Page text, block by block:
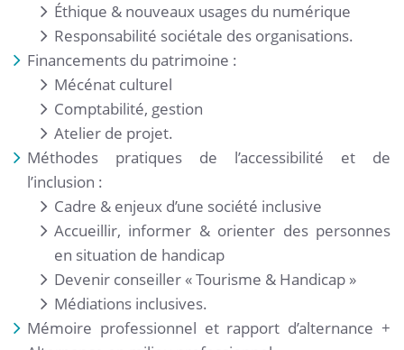
Éthique & nouveaux usages du numérique
Responsabilité sociétale des organisations.
Financements du patrimoine :
Mécénat culturel
Comptabilité, gestion
Atelier de projet.
Méthodes pratiques de l’accessibilité et de
l’inclusion :
Cadre & enjeux d’une société inclusive
Accueillir, informer & orienter des personnes
en situation de handicap
Devenir conseiller « Tourisme & Handicap »
Médiations inclusives.
Mémoire professionnel et rapport d’alternance +